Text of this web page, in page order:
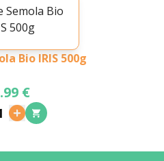
Bio IRIS 500g
€